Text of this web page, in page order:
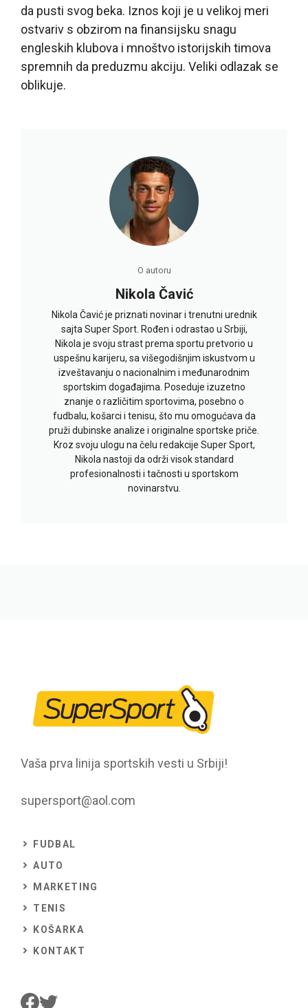
da pusti svog beka. Iznos koji je u velikoj meri
ostvariv s obzirom na finansijsku snagu
engleskih klubova i mnoštvo istorijskih timova
spremnih da preduzmu akciju. Veliki odlazak se
oblikuje.
O autoru
Nikola Čavić
Nikola Čavić je priznati novinar i trenutni urednik
sajta Super Sport. Rođen i odrastao u Srbiji,
Nikola je svoju strast prema sportu pretvorio u
uspešnu karijeru, sa višegodišnjim iskustvom u
izveštavanju o nacionalnim i međunarodnim
sportskim događajima. Poseduje izuzetno
znanje o različitim sportovima, posebno o
fudbalu, košarci i tenisu, što mu omogućava da
pruži dubinske analize i originalne sportske priče.
Kroz svoju ulogu na čelu redakcije Super Sport,
Nikola nastoji da održi visok standard
profesionalnosti i tačnosti u sportskom
novinarstvu.
Vaša prva linija sportskih vesti u Srbiji!
supersport@aol.com
FUDBAL
AUTO
MARKETING
TENIS
KOŠARKA
KONTAKT